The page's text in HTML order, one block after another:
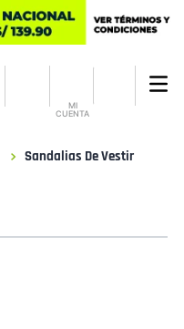
MI
CUENTA
Sandalias De Vestir